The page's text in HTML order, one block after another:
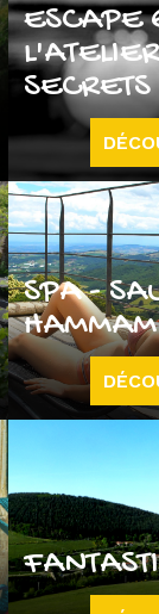
ESCAPE
SECRETS
SPA -